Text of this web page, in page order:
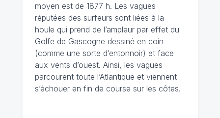
moyen est de 1877 h. Les vagues
réputées des surfeurs sont liées à la
houle qui prend de l’ampleur par effet du
Golfe de Gascogne dessiné en coin
(comme une sorte d’entonnoir) et face
aux vents d’ouest. Ainsi, les vagues
parcourent toute l’Atlantique et viennent
s’échouer en fin de course sur les côtes.